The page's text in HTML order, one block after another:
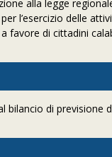
alla legge
l’esercizio delle
favore di cittadini
bilancio di previsione